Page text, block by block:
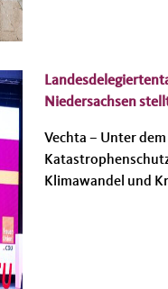
Niedersachsen
Vechta – Unter
Klimawandel und